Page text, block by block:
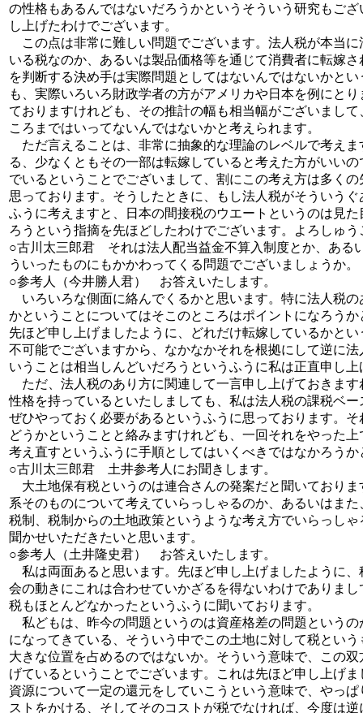
の性格もあるんではないだろうかというそういう研究もご
し上げたわけでございます。
この点は非常に難しい問題でございます。法人税が本当
いる税なのか、あるいは製品価格等を通じて消費者に転嫁
を判断する決め手は実際問題としてはないんではないかと
も、実際いろいろ財政学者の方がアメリカや日本を例にと
ておりますけれども、その推計の幅も相当幅がございまし
ころまではいってないんではないかと考えられます。
ただ言えることは、非常に抽象的な理論のレベルで考えま
る、少なくともその一部は転嫁していると考えた方がいい
でいるということでございまして、割にこの考え方は多く
思っております。そうしたときに、もし法人税がそういう
ふうに考えますと、日本の間接税のウエートというのは見
ろうという指摘を先ほどしたわけでございます。よろしゅ
○古川太三郎君 それは法人配当益金不算入制度とか、ある
ういったものにもかかわってくる問題でございましょうか。
○参考人（今井勝人君） お答えいたします。
いろいろな側面に絡んでくるかと思います。特に法人税
かということについてはそこのところはポイントになろう
先ほど申し上げましたように、どれだけ転嫁しているかと
不可能でございますから、なかなかそれを根拠にして逆に
いうことは相当しんどいだろうというふうに私は正直申し
ただ、法人税のあり方に関連して一言申し上げておきま
性格を持っているといたしましても、私は法人税の課税ベ
ぜひやっておく必要があるというふうに思っております。
どうかということと絡みますけれども、一回それをやった
考え直すというふうに手順としてはいくべきではなかろう
○古川太三郎君 土井参考人にお聞きします。
大土地保有税というのは連合さんの発案だと聞いており
系そのものについて考えていらっしゃるのか、あるいはま
税制、税制からの土地政策というような考え方でいらっし
聞かせいただきたいと思います。
○参考人（土井隆史君） お答えいたします。
私は両面あると思います。先ほど申し上げましたように
会の動きにこれは合わせていかざるを得ないわけでありま
税もほとんどなかったというふうに聞いております。
私どもは、昨今の問題というのは資産格差の問題という
になってきている、そういう中でこの土地に対して税とい
大きな位置を占めるのではないか。そういう意味で、この
げているということでございます。これは先ほど申し上げ
資源について一定の還元をしていこうという意味で、やっ
ストをかける、そしてそのコストが税でなければ、今度は